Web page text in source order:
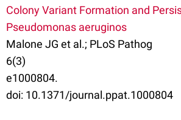
Colony Variant Formation and
Pseudomonas aeruginos
Malone JG et al.; PLoS Pathog
6(3)
e1000804.
doi: 10.1371/journal.ppat.1000804